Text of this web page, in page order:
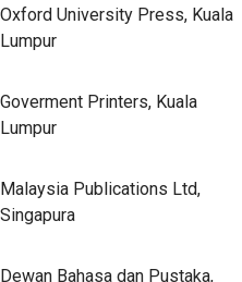
Oxford University Press, Kuala
Lumpur
Goverment Printers, Kuala
Lumpur
Malaysia Publications Ltd,
Singapura
Dewan Bahasa dan Pustaka,